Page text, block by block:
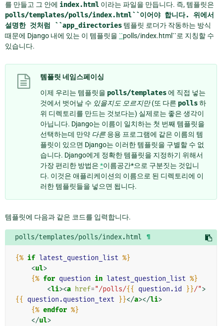
를 만들고 그 안에 index.html 이라는 파일을 만듭니다. 즉, 템플릿은
polls/templates/polls/index.html``이어야 합니다.
위에서
설명한 것처럼 ``app_directories 템플릿 로더가 작동하는 방식
때문에 Django 내에 있는 이 템플릿을 ``polls/index.html``로 지칭할 수
있습니다.
템플릿 네임스페이싱
이제 우리는 템플릿을 polls/templates에 직접 넣는
것에서 벗어날 수 있을지도 모르지만(또 다른 polls하
위 디렉토리를 만드는 것보다는) 실제로는 좋은 생각이
아닙니다. Django는 이름이 일치하는 첫 번째 템플릿을
선택하는데 만약 다른 응용 프로그램에 같은 이름의 템
플릿이 있으면 Django는 이러한 템플릿을 구별할 수 없
습니다. Django에게 정확한 템플릿을 지정하기 위해서
가장 편리한 방법은 *이름공간*으로 구분짓는 것입니
다. 이것은 애플리케이션의 이름으로 된 디렉토리에 이
러한 템플릿들을 넣으면 됩니다.
템플릿에 다음과 같은 코드를 입력합니다.
polls/templates/polls/index.html ¶
{% if latest_question_list %}
<ul>
{% for question in latest_question_list %}
<li><a href="/polls/{{ question.id }}/">
{{
question.question_text }}</a></li>
{% endfor %}
</ul>